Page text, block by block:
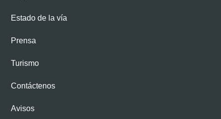
Estado de la vía
Prensa
Turismo
Contáctenos
Avisos